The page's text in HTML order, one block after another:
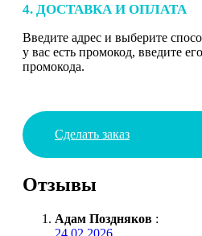
4. ДОСТАВКА И ОПЛАТА
Введите адрес и выберите
у вас есть промокод, введите
промокода.
Сделать заказ
Отзывы
Адам Поздняков :
24.02.2026